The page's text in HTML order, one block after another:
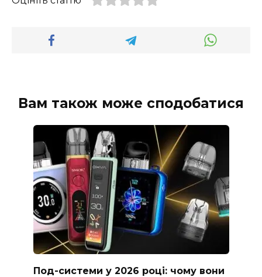
Вам також може сподобатися
Под-системи у 2026 році: чому вони